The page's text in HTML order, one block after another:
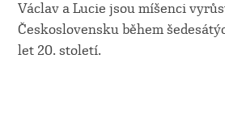
Václav a Lucie jsou míšenci
Československu během
let 20. století.